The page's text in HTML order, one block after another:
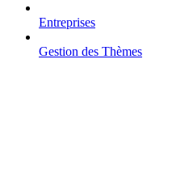
Entreprises
Gestion des Thèmes